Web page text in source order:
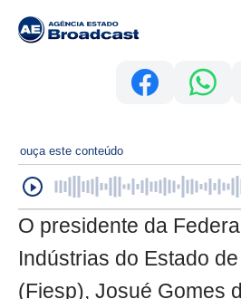
ouça este conteúdo
O presidente da
Indústrias do Estado
(Fiesp), Josué Gomes